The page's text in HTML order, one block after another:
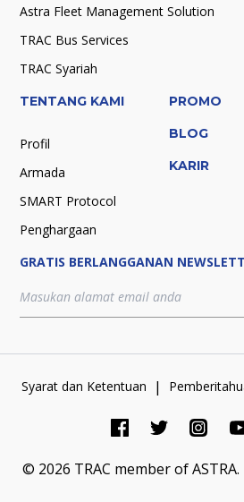
Astra Fleet Management Solution
TRAC Bus Services
TRAC Syariah
TENTANG KAMI
Profil
Armada
SMART Protocol
Penghargaan
PROMO
BLOG
KARIR
GRATIS BERLANGGANAN
Syarat dan Ketentuan |
© 2026 TRAC member of ASTRA.